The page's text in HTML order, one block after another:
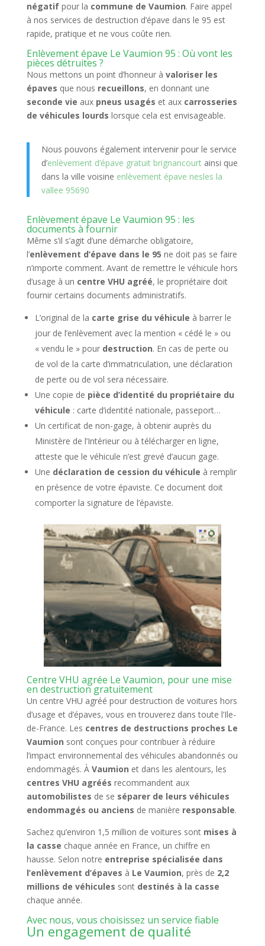
négatifpour la commune de Vaumion. Faire appel
à nos services de destruction d’épave dans le 95 est
rapide, pratique et ne vous coûte rien.
Enlèvement épave Le Vaumion 95 : Où vont les
pièces détruites ?
Nous mettons un point d’honneur à valoriser les
épaves que nous recueillons, en donnant une
seconde vie aux pneus usagés et aux carrosseries
de véhicules lourds lorsque cela est envisageable.
Nous pouvons également intervenir pour le service
d’enlèvement d’épave gratuit brignancourt ainsi que
dans la ville voisine enlèvement épave nesles la
vallee 95690
Enlèvement épave Le Vaumion 95 : les
documents à fournir
Même s’il s’agit d’une démarche obligatoire,
l’enlèvement d’épave dans le 95 ne doit pas se faire
n’importe comment. Avant de remettre le véhicule hors
d’usage à un centre VHU agréé, le propriétaire doit
fournir certains documents administratifs.
L’original de la carte grise du véhicule à barrer le
jour de l’enlèvement avec la mention « cédé le » ou
« vendu le » pour destruction. En cas de perte ou
de vol de la carte d’immatriculation, une déclaration
de perte ou de vol sera nécessaire.
Une copie de pièce d’identité du propriétaire du
véhicule : carte d’identité nationale, passeport…
Un certificat de non-gage, à obtenir auprès du
Ministère de l’Intérieur ou à télécharger en ligne,
atteste que le véhicule n’est grevé d’aucun gage.
Une déclaration de cession du véhicule à remplir
en présence de votre épaviste. Ce document doit
comporter la signature de l’épaviste.
Centre VHU agrée Le Vaumion, pour une mise
en destruction gratuitement
Un centre VHU agréé pour destruction de voitures hors
d’usage et d’épaves, vous en trouverez dans toute l’Ile-
de-France. Les centres de destructions proches Le
Vaumion sont conçues pour contribuer à réduire
l’impact environnemental des véhicules abandonnés ou
endommagés. À Vaumion et dans les alentours, les
centres VHU agréés recommandent aux
automobilistes de se séparer de leurs véhicules
endommagés ou anciens de manière responsable.
Sachez qu’environ 1,5 million de voitures sont mises à
la casse chaque année en France, un chiffre en
hausse. Selon notre entreprise spécialisée dans
l’enlèvement d’épaves à Le Vaumion, près de 2,2
millions de véhicules sont destinés à la casse
chaque année.
Avec nous, vous choisissez un service fiable
Un engagement de qualité